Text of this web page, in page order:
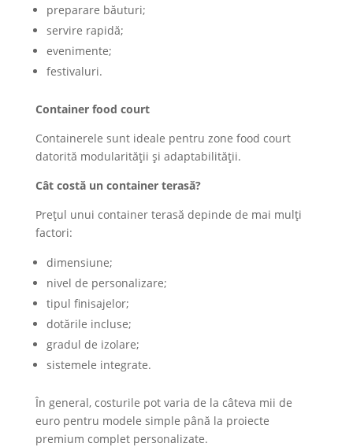
preparare băuturi;
servire rapidă;
evenimente;
festivaluri.
Container food court
Containerele sunt ideale pentru zone food court
datorită modularității și adaptabilității.
Cât costă un container terasă?
Prețul unui container terasă depinde de mai mulți
factori:
dimensiune;
nivel de personalizare;
tipul finisajelor;
dotările incluse;
gradul de izolare;
sistemele integrate.
În general, costurile pot varia de la câteva mii de
euro pentru modele simple până la proiecte
premium complet personalizate.